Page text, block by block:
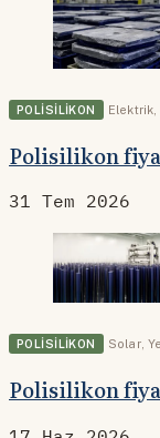
POLISILIKON Elektrik
Polisilikon
31 Tem 2026
POLISILIKON Solar,
Polisilikon